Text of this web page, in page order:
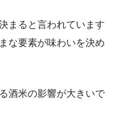
まると言われています
な要素が味わいを決め
酒米の影響が大きいで